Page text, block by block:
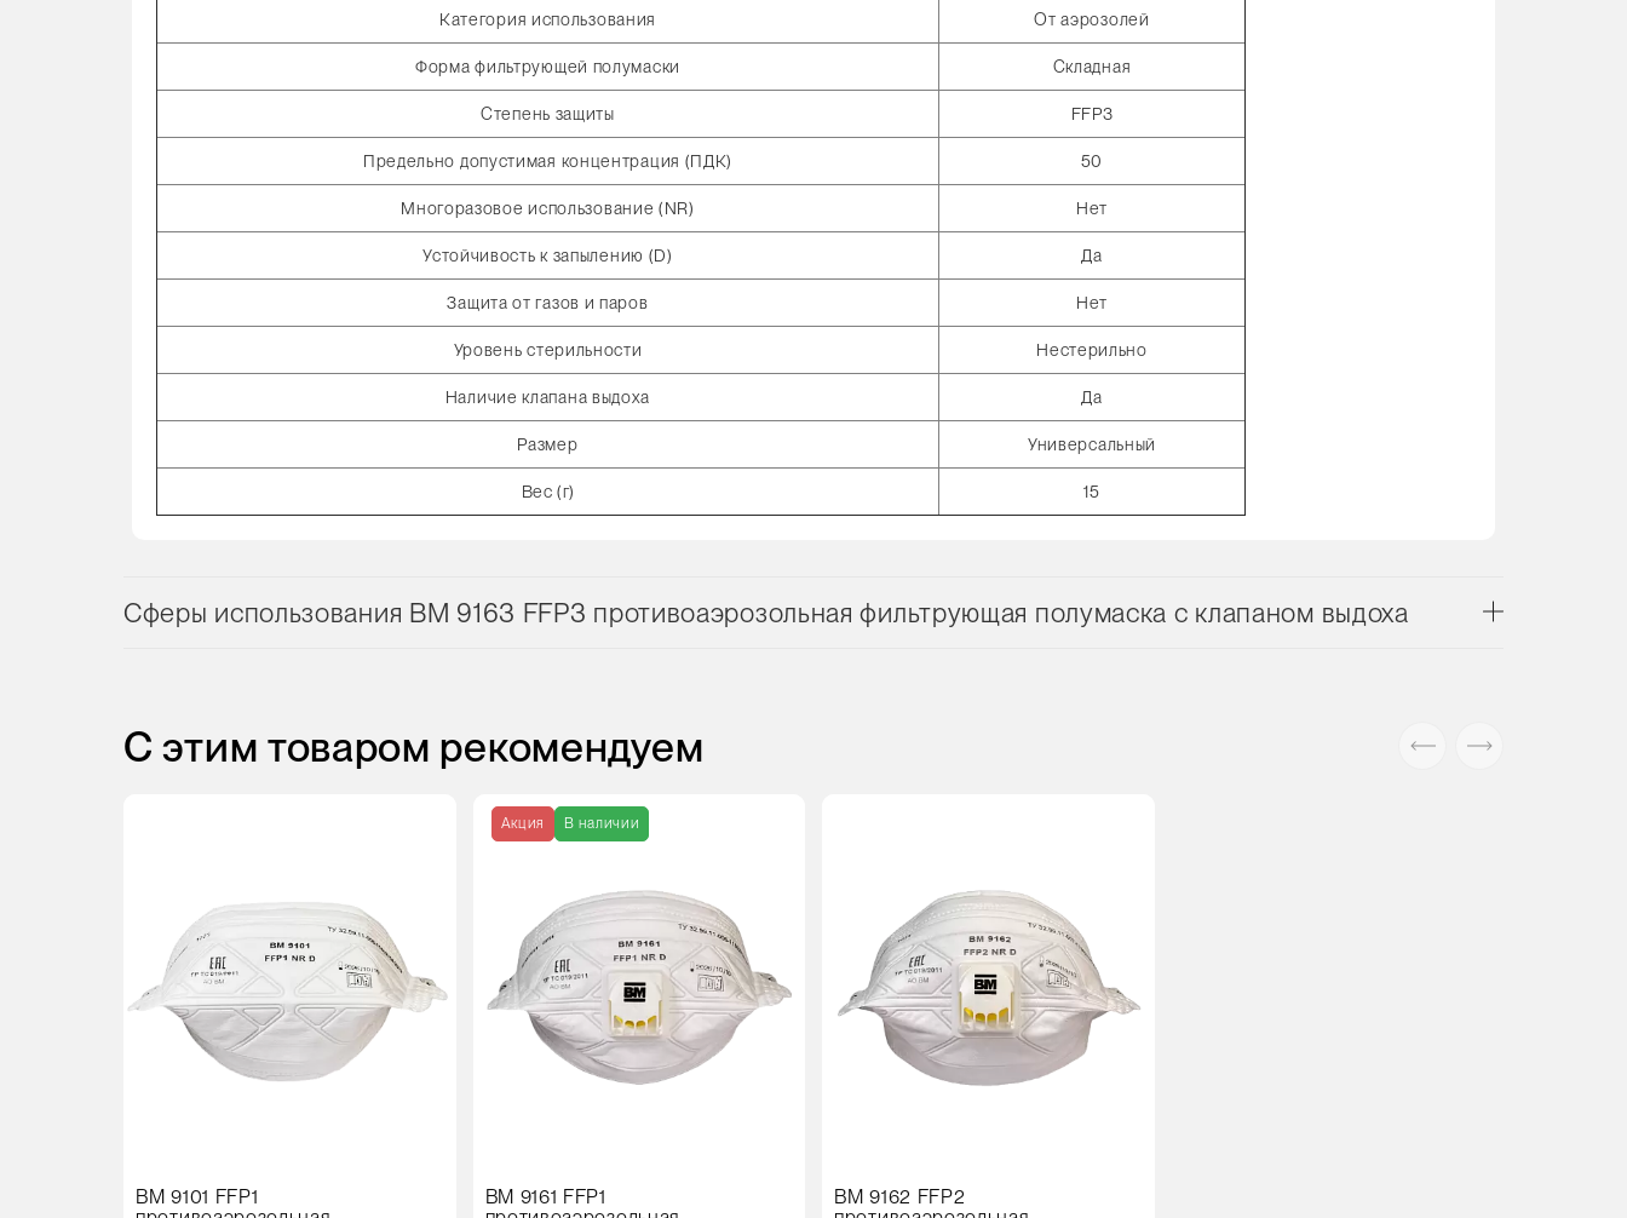
Категория использования От аэрозолей
Форма фильтрующей полумаски Складная
Степень защиты FFP3
Предельно допустимая концентрация (ПДК) 50
Многоразовое использование (NR) Нет
Устойчивость к запылению (D) Да
Защита от газов и паров Нет
Уровень стерильности Нестерильно
Наличие клапана выдоха Да
Размер Универсальный
Вес (г) 15
Сферы использования ВМ 9163 FFP3 противоаэрозольная фильтрующая полумаска с клапаном выдоха
С этим товаром рекомендуем
ВМ 9101 FFP1
Акция В наличии
ВМ 9161 FFP1
ВМ 9162 FFP2